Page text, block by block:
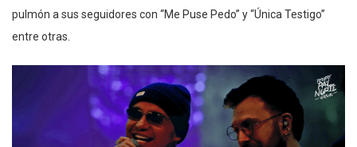
pulmón a sus seguidores con “Me Puse Pedo” y “Única Testigo”
entre otras.